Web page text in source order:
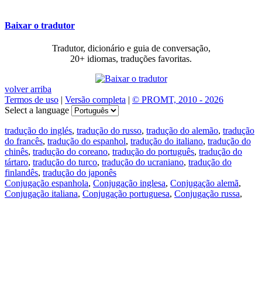
Baixar o tradutor
Tradutor, dicionário e guia de conversação,
20+ idiomas, traduções favoritas.
volver arriba
Termos de uso | Versão completa | © PROMT, 2010 - 2026
Select a language
tradução do inglés, tradução do russo, tradução do alemão, tradução
do francês, tradução do espanhol, tradução do italiano, tradução do
chinês, tradução do coreano, tradução do português, tradução do
tártaro, tradução do turco, tradução do ucraniano, tradução do
finlandês, tradução do japonês
Conjugação espanhola, Conjugação inglesa, Conjugação alemã,
Conjugação italiana, Conjugação portuguesa, Conjugação russa,